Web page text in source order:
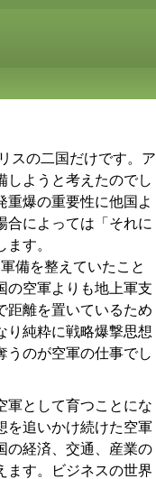
スの二国だけです。ア
しようと考えたのでし
重爆の重要性に他国よ
合によっては「それに
す。
備を整えていたこと
の空軍よりも地上軍支
距離を置いているため
り純粋に戦略爆撃思想
うのが空軍の仕事でし
軍として育つことにな
を追いかけ続けた空軍
の経済、交通、産業の
ます。ビジネスの世界